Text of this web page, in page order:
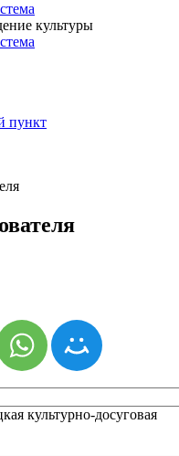
культуры
пункт
культурно-досуговая